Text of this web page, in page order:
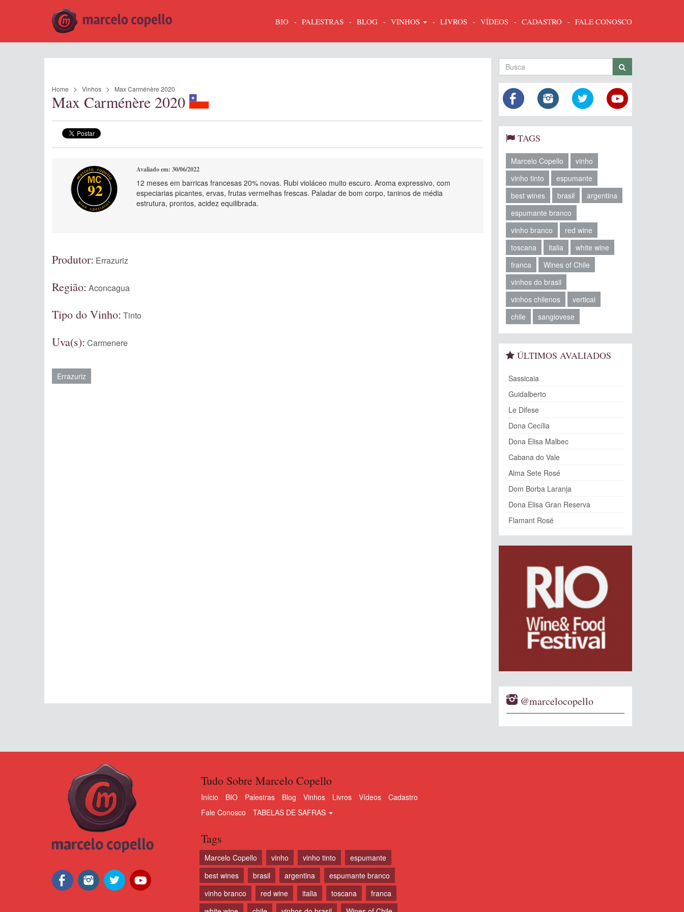
BIO PALESTRAS BLOG VINHOS LIVROS VÍDEOS CADASTRO FALE CONOSCO
Home Vinhos Max Carménère 2020
Max Carménère 2020
92
Avaliado em: 30/06/2022
12 meses em barricas francesas 20% novas. Rubi violáceo muito escuro. Aroma expressivo, com
especiarias picantes, ervas, frutas vermelhas frescas. Paladar de bom corpo, taninos de média
estrutura, prontos, acidez equilibrada.
Produtor: Errazuriz
Região: Aconcagua
Tipo do Vinho: Tinto
Uva(s): Carmenere
Errazuriz
TAGS
Marcelo Copello
vinho
vinho tinto
espumante
best wines
brasil
argentina
espumante branco
vinho branco
red wine
toscana
italia
white wine
franca
Wines of Chile
vinhos do brasil
vinhos chilenos
vertical
chile
sangiovese
ÚLTIMOS AVALIADOS
Sassicaia
Guidalberto
Le Difese
Dona Cecília
Dona Elisa Malbec
Cabana do Vale
Alma Sete Rosé
Dom Borba Laranja
Dona Elisa Gran Reserva
Flamant Rosé
@marcelocopello
Tudo Sobre Marcelo Copello
Início BIO Palestras Blog Vinhos Livros Vídeos
Cadastro
Fale Conosco
TABELAS DE SAFRAS
Tags
Marcelo Copello vinho vinho tinto
espumante
best wines
brasil argentina
espumante branco
vinho branco
red wine italia toscana
franca